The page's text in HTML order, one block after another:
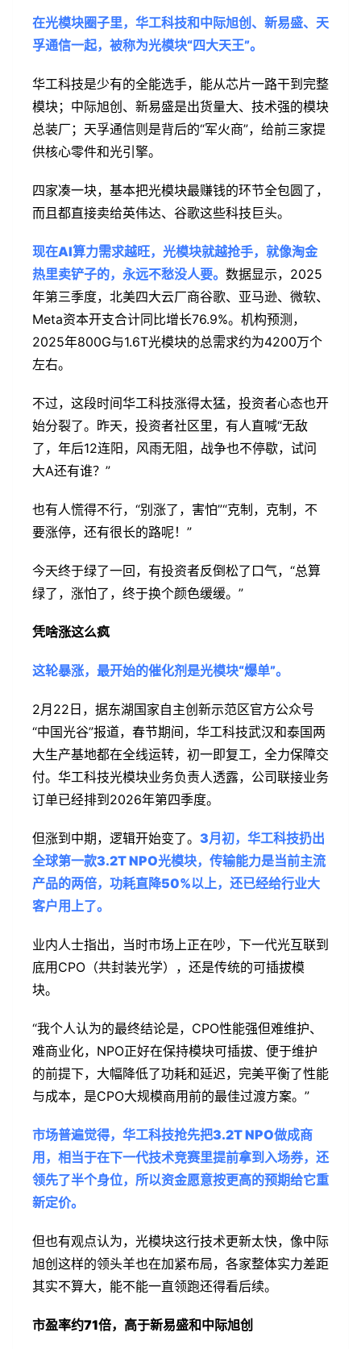
在光模块圈子里，华工科技和中际旭创、新易盛、天
孚通信一起，被称为光模块“四大天王”。
华工科技是少有的全能选手，能从芯片一路干到完整
模块；中际旭创、新易盛是出货量大、技术强的模块
总装厂；天孚通信则是背后的“军火商”，给前三家提
供核心零件和光引擎。
四家凑一块，基本把光模块最赚钱的环节全包圆了，
而且都直接卖给英伟达、谷歌这些科技巨头。
现在AI算力需求越旺，光模块就越抢手，就像淘金
热里卖铲子的，永远不愁没人要。 数据显示，2025
年第三季度，北美四大云厂商谷歌、亚马逊、微软、
Meta资本开支合计同比增长76.9%。机构预测，
2025年800G与1.6T光模块的总需求约为4200万个
左右。
不过，这段时间华工科技涨得太猛，投资者心态也开
始分裂了。昨天，投资者社区里，有人直喊“无敌
了，年后12连阳，风雨无阻，战争也不停歇，试问
大A还有谁？”
也有人慌得不行，“别涨了，害怕”“克制，克制，不
要涨停，还有很长的路呢！”
今天终于绿了一回，有投资者反倒松了口气，“总算
绿了，涨怕了，终于换个颜色缓缓。”
凭啥涨这么疯
这轮暴涨，最开始的催化剂是光模块“爆单”。
2月22日，据东湖国家自主创新示范区官方公众号
“中国光谷”报道，春节期间，华工科技武汉和泰国两
大生产基地都在全线运转，初一即复工，全力保障交
付。华工科技光模块业务负责人透露，公司联接业务
订单已经排到2026年第四季度。
但涨到中期，逻辑开始变了。 3月初，华工科技扔出
全球第一款3.2T NPO光模块，传输能力是当前主流
产品的两倍，功耗直降50%以上，还已经给行业大
客户用上了。
业内人士指出，当时市场上正在吵，下一代光互联到
底用CPO（共封装光学），还是传统的可插拔模
块。
“我个人认为的最终结论是，CPO性能强但难维护、
难商业化，NPO正好在保持模块可插拔、便于维护
的前提下，大幅降低了功耗和延迟，完美平衡了性能
与成本，是CPO大规模商用前的最佳过渡方案。”
市场普遍觉得，华工科技抢先把3.2T NPO做成商
用，相当于在下一代技术竞赛里提前拿到入场券，还
领先了半个身位，所以资金愿意按更高的预期给它重
新定价。
但也有观点认为，光模块这行技术更新太快，像中际
旭创这样的领头羊也在加紧布局，各家整体实力差距
其实不算大，能不能一直领跑还得看后续。
市盈率约71倍，高于新易盛和中际旭创